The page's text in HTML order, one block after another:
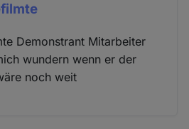
Demonstrant Mitarbeiter
wundern wenn er der
noch weit